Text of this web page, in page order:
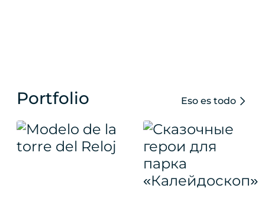
Portfolio Eso es todo